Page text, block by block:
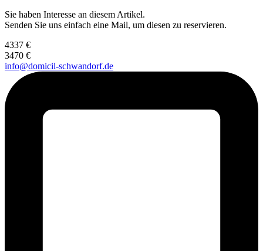
Sie haben Interesse an diesem Artikel.
Senden Sie uns einfach eine Mail, um diesen zu reservieren.
4337 €
3470 €
info@domicil-schwandorf.de